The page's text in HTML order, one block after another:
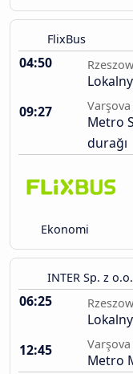
FlixBus
04:50 Rzeszow
09:27
Varşova
Metro
durağı
Ekonomi
INTER Sp. z o.o.
06:25 Rzeszow
12:45
Varşova
Metro